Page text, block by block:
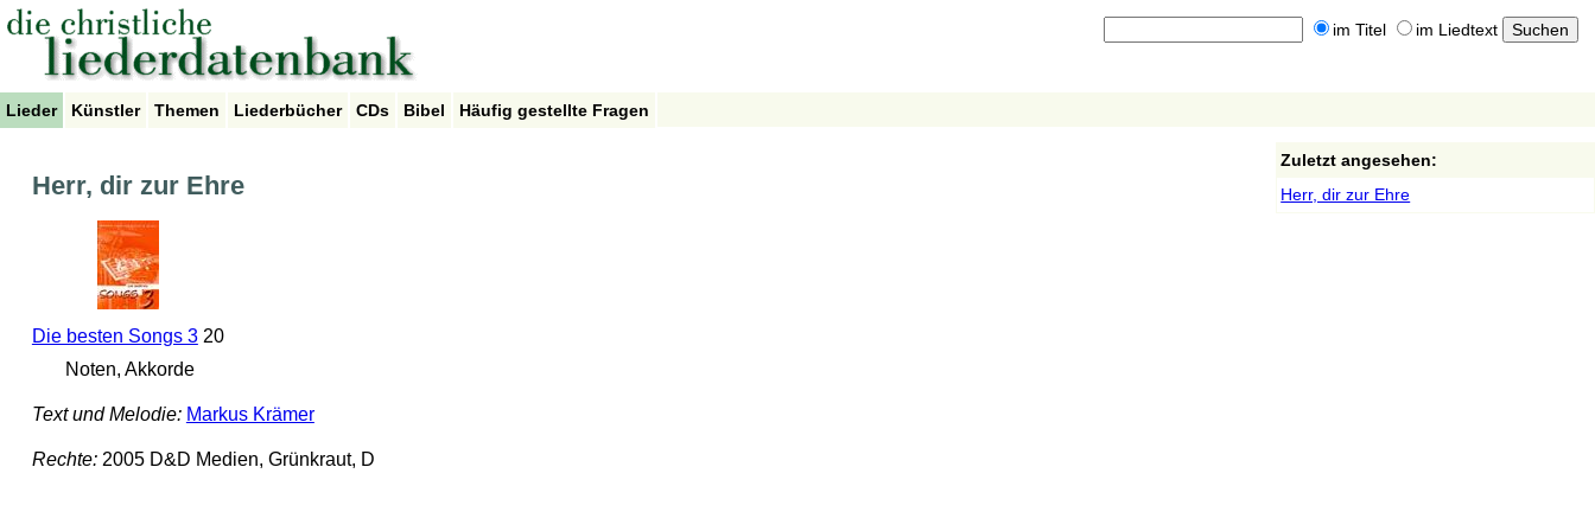
im Titel im Liedtext
Lieder Künstler Themen Liederbücher CDs Bibel Häufig gestellte Fragen
Herr, dir zur Ehre
Die besten Songs 320
Noten, Akkorde
Text und Melodie: Markus Krämer
Rechte:2005 D&D Medien, Grünkraut, D
Zuletzt angesehen:
Herr, dir zur Ehre